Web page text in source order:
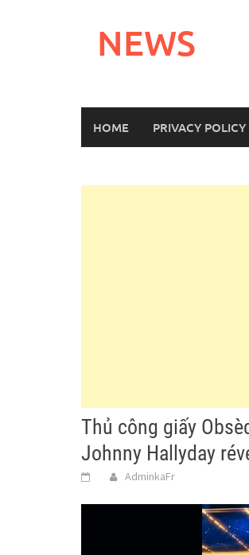
NEWS
HOME PRIVACY POLICY
Thủ công giấy
Johnny Hallyday
AdminkaFr